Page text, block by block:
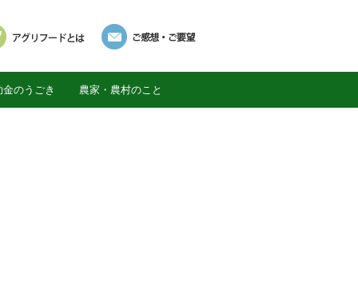
のうごき 農家・農村のこと